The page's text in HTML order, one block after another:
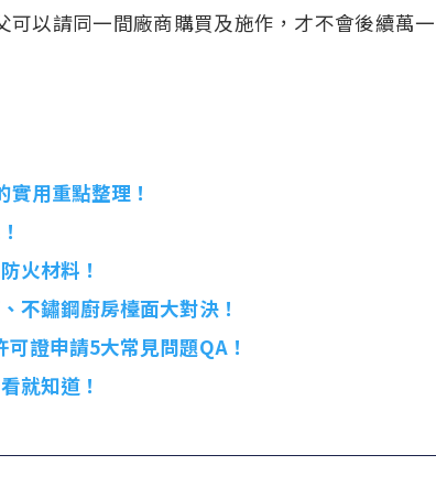
以請同一間廠商購買及施作，才不會後續萬
用重點整理！
火材料！
不鏽鋼廚房檯面大對決！
證申請5大常見問題QA！
就知道！